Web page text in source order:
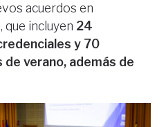
acuerdos en
incluyen 24
y 70
verano, además de